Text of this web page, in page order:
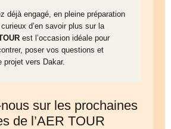
déjà engagé, en pleine préparation
d’en savoir plus sur la
est l’occasion idéale pour
poser vos questions et
projet vers Dakar.
sur les prochaines
de l’AER TOUR